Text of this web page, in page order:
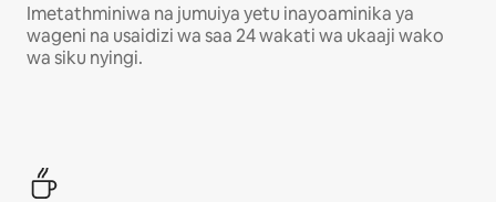
Imetathminiwa na jumuiya yetu inayoaminika ya
wageni na usaidizi wa saa 24 wakati wa ukaaji wako
wa siku nyingi.